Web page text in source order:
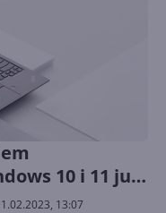
10 i 11 już
1.02.2023, 13:07